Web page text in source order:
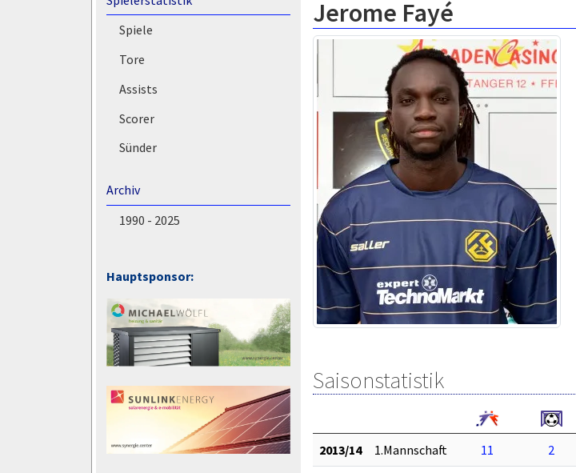
Spiele
Tore
Assists
Scorer
Sünder
Archiv
1990 - 2025
Hauptsponsor:
Jerome Fayé
Saisonstatistik
2013/14 1.Mannschaft 11 2